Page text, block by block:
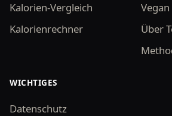
Kalorien-Vergleich
Kalorienrechner
Vegan
Über
WICHTIGES
Datenschutz